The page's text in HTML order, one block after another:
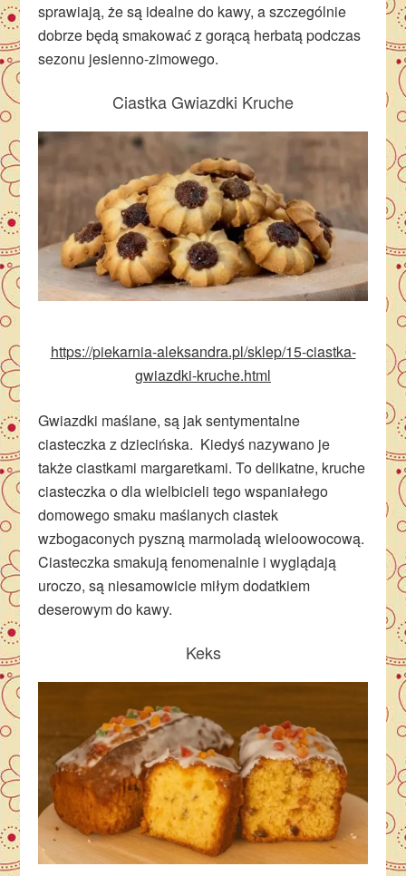
sprawiają, że są idealne do kawy, a szczególnie
dobrze będą smakować z gorącą herbatą podczas
sezonu jesienno-zimowego.
Ciastka Gwiazdki Kruche
https://piekarnia-aleksandra.pl/sklep/15-ciastka-
gwiazdki-kruche.html
Gwiazdki maślane, są jak sentymentalne
ciasteczka z dziecińska. Kiedyś nazywano je
także ciastkami margaretkami. To delikatne, kruche
ciasteczka o dla wielbicieli tego wspaniałego
domowego smaku maślanych ciastek
wzbogaconych pyszną marmoladą wieloowocową.
Ciasteczka smakują fenomenalnie i wyglądają
uroczo, są niesamowicie miłym dodatkiem
deserowym do kawy.
Keks